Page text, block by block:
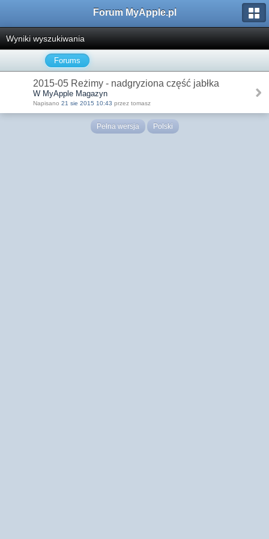
Forum MyApple.pl
Wyniki wyszukiwania
Forums
2015-05 Reżimy - nadgryziona część jabłka
W MyApple Magazyn
Napisano 21 sie 2015 10:43 przez tomasz
Pełna wersja Polski